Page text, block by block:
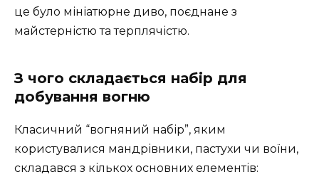
це було мініатюрне диво, поєднане з
майстерністю та терплячістю.
З чого складається набір для
добування вогню
Класичний “вогняний набір”, яким
користувалися мандрівники, пастухи чи воїни,
складався з кількох основних елементів: